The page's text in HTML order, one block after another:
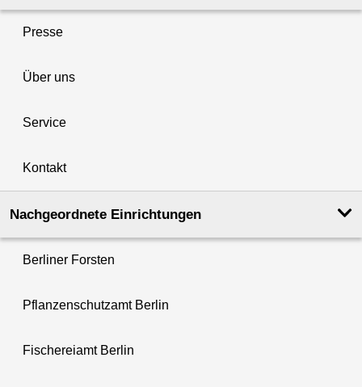
Presse
Über uns
Service
Kontakt
Nachgeordnete Einrichtungen
Berliner Forsten
Pflanzenschutzamt Berlin
Fischereiamt Berlin